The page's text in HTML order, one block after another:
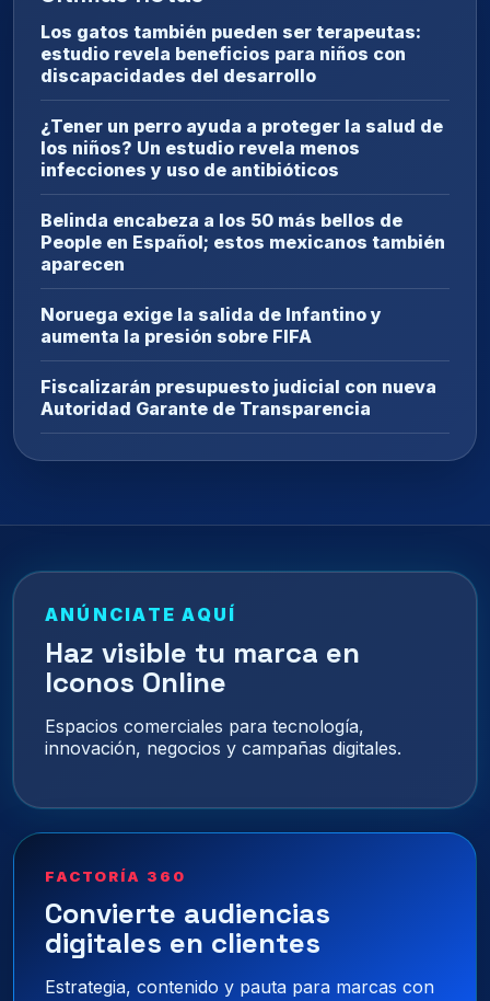
Los gatos también pueden ser terapeutas:
estudio revela beneficios para niños con
discapacidades del desarrollo
¿Tener un perro ayuda a proteger la salud de
los niños? Un estudio revela menos
infecciones y uso de antibióticos
Belinda encabeza a los 50 más bellos de
People en Español; estos mexicanos también
aparecen
Noruega exige la salida de Infantino y
aumenta la presión sobre FIFA
Fiscalizarán presupuesto judicial con nueva
Autoridad Garante de Transparencia
ANÚNCIATE AQUÍ
Haz visible tu marca en
Iconos Online
Espacios comerciales para tecnología,
innovación, negocios y campañas digitales.
FACTORÍA 360
Convierte audiencias
digitales en clientes
Estrategia, contenido y pauta para marcas con